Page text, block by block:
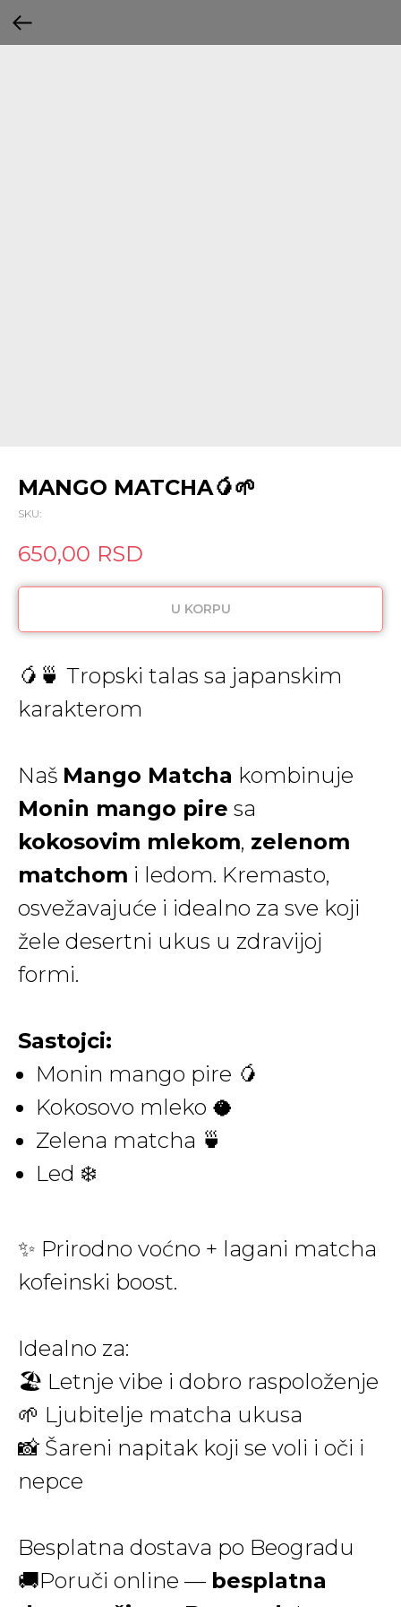
MANGO MATCHA🥭🌱
SKU:
650,00 RSD
U KORPU
🥭🍵 Tropski talas sa japanskim
karakterom
Naš Mango Matcha kombinuje
Monin mango pire sa
kokosovim mlekom, zelenom
matchom i ledom. Kremasto,
osvežavajuće i idealno za sve koji
žele desertni ukus u zdravijoj
formi.
Sastojci:
Monin mango pire 🥭
Kokosovo mleko 🥥
Zelena matcha 🍵
Led ❄️
✨ Prirodno voćno + lagani matcha
kofeinski boost.
Idealno za:
🏖 Letnje vibe i dobro raspoloženje
🌱 Ljubitelje matcha ukusa
📸 Šareni napitak koji se voli i oči i
nepce
Besplatna dostava po Beogradu
🚚Poruči online — besplatna